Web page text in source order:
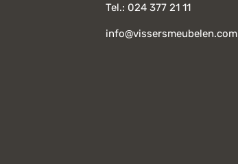
Tel.: 024 377 21 11
info@vissersmeubelen.com